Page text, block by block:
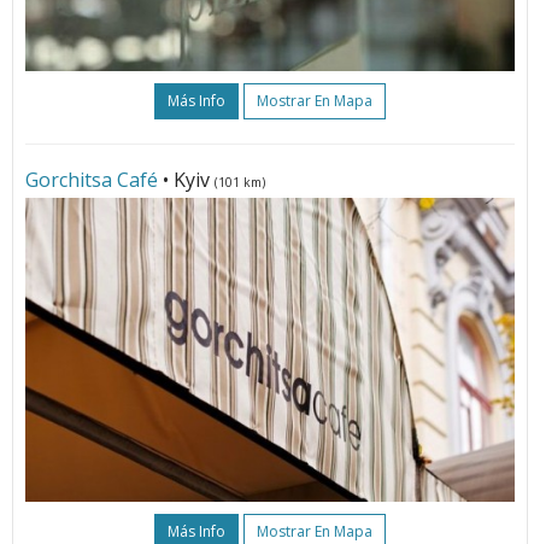
Más Info Mostrar En Mapa
Gorchitsa Café • Kyiv (101 km)
Más Info Mostrar En Mapa